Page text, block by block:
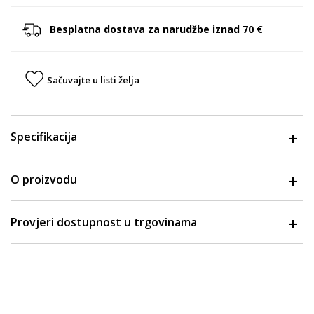
Besplatna dostava za narudžbe iznad 70 €
Sačuvajte u listi želja
Specifikacija
O proizvodu
Provjeri dostupnost u trgovinama